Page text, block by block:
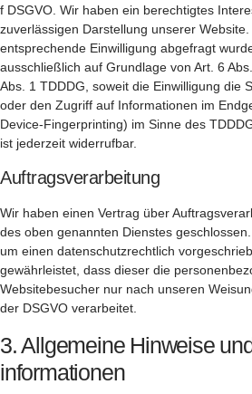
f DSGVO. Wir haben ein berechtigtes
zuverlässigen Darstellung unserer
entsprechende Einwilligung abgefragt
ausschließlich auf Grundlage von Art. 6
Abs. 1 TDDDG, soweit die Einwilligung die
oder den Zugriff auf Informationen im
Device-Fingerprinting) im Sinne des
ist jederzeit widerrufbar.
Auftragsverarbeitung
Wir haben einen Vertrag über
des oben genannten Dienstes
um einen datenschutzrechtlich
gewährleistet, dass dieser die
Websitebesucher nur nach unseren
der DSGVO verarbeitet.
3. Allgemeine Hinweise
informationen